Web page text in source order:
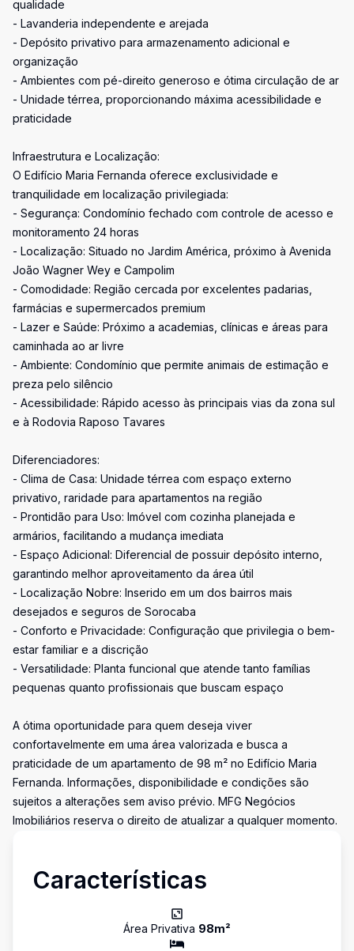
qualidade
- Lavanderia independente e arejada
- Depósito privativo para armazenamento adicional e
organização
- Ambientes com pé-direito generoso e ótima circulação de ar
- Unidade térrea, proporcionando máxima acessibilidade e
praticidade
Infraestrutura e Localização:
O Edifício Maria Fernanda oferece exclusividade e
tranquilidade em localização privilegiada:
- Segurança: Condomínio fechado com controle de acesso e
monitoramento 24 horas
- Localização: Situado no Jardim América, próximo à Avenida
João Wagner Wey e Campolim
- Comodidade: Região cercada por excelentes padarias,
farmácias e supermercados premium
- Lazer e Saúde: Próximo a academias, clínicas e áreas para
caminhada ao ar livre
- Ambiente: Condomínio que permite animais de estimação e
preza pelo silêncio
- Acessibilidade: Rápido acesso às principais vias da zona sul
e à Rodovia Raposo Tavares
Diferenciadores:
- Clima de Casa: Unidade térrea com espaço externo
privativo, raridade para apartamentos na região
- Prontidão para Uso: Imóvel com cozinha planejada e
armários, facilitando a mudança imediata
- Espaço Adicional: Diferencial de possuir depósito interno,
garantindo melhor aproveitamento da área útil
- Localização Nobre: Inserido em um dos bairros mais
desejados e seguros de Sorocaba
- Conforto e Privacidade: Configuração que privilegia o bem-
estar familiar e a discrição
- Versatilidade: Planta funcional que atende tanto famílias
pequenas quanto profissionais que buscam espaço
A ótima oportunidade para quem deseja viver
confortavelmente em uma área valorizada e busca a
praticidade de um apartamento de 98 m² no Edifício Maria
Fernanda. Informações, disponibilidade e condições são
sujeitos a alterações sem aviso prévio. MFG Negócios
Imobiliários reserva o direito de atualizar a qualquer momento.
Características
Área Privativa 98m²